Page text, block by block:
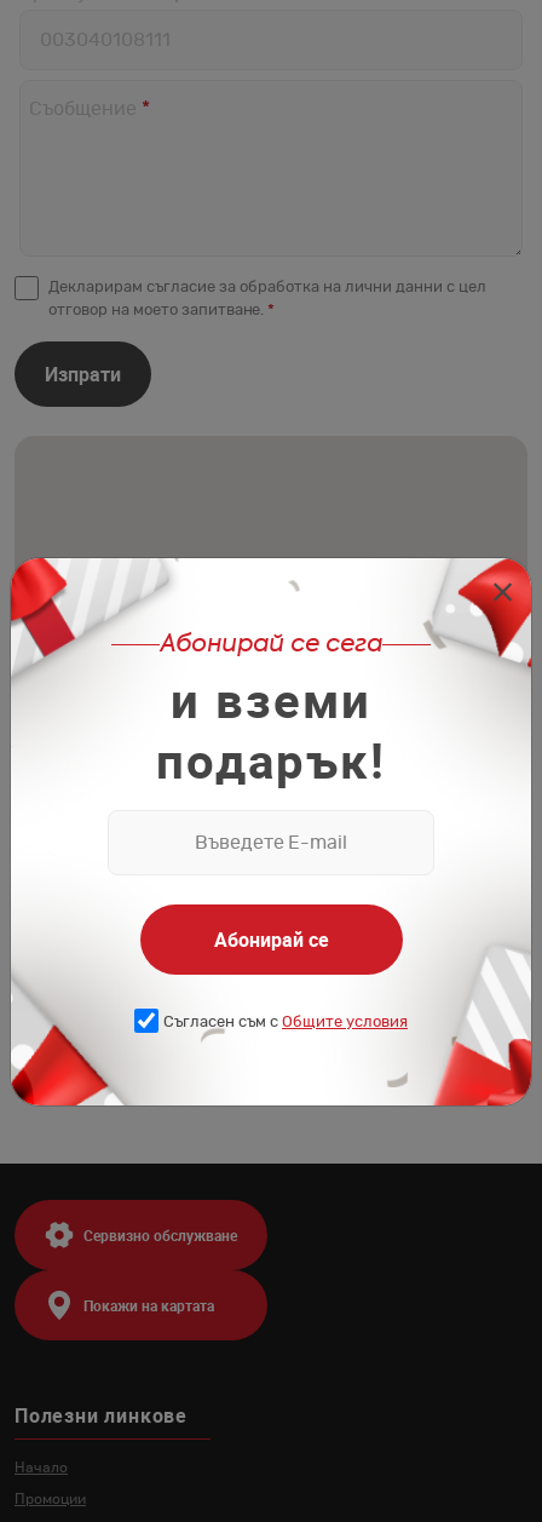
Абонирай се сега
и вземи
подарък!
Абонирай се
Съгласен съм с Общите условия
номер
Съобщение *
Декларирам съгласие за обработка на лични данни с цел
отговор на моето запитване. *
Изпрати
Полезни линкове
Начало
Промоции
Сервизно обслужване
Покажи на картата